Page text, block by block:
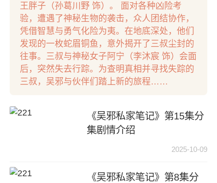
王胖子（孙葛川野 饰）。 面对各种凶险考
验，遭遇了神秘生物的袭击，众人团结协作，
凭借智慧与勇气化险为夷。在地底深处，他们
发现的一枚蛇眉铜鱼，意外揭开了三叔尘封的
往事。三叔与神秘女子阿宁（李沐宸 饰）会面
后，突然失去行踪。为查明真相并寻找失踪的
三叔，吴邪与伙伴们踏上新的旅程……
《吴邪私家笔记》第15集分
集剧情介绍
2025-10-09
《吴邪私家笔记》第8集分